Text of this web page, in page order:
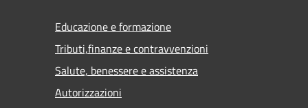
Educazione e formazione
Tributi,finanze e contravvenzioni
Salute, benessere e assistenza
Autorizzazioni